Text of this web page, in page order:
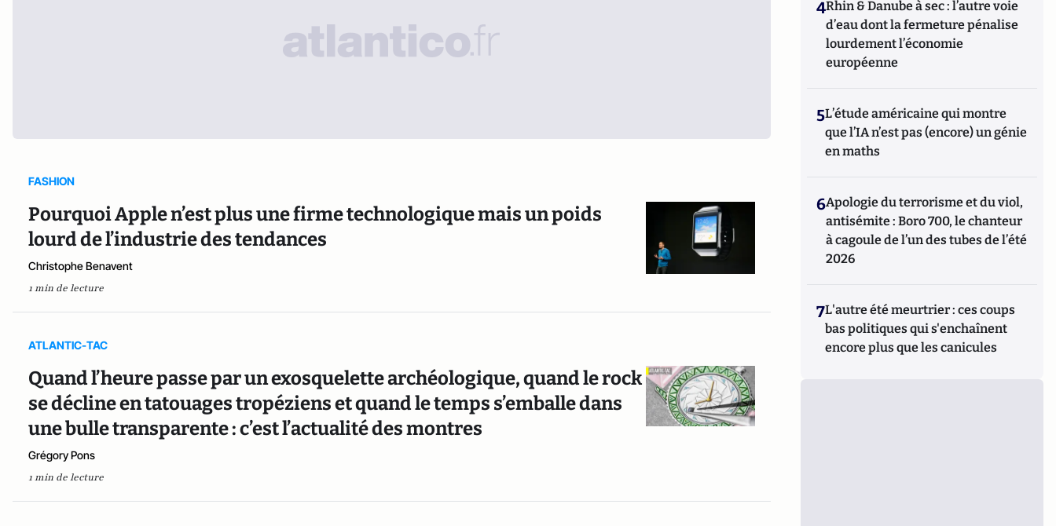
FASHION
Pourquoi Apple n’est plus une firme technologique mais un poids
lourd de l’industrie des tendances
Christophe Benavent
1 min de lecture
ATLANTIC-TAC
Quand l’heure passe par un exosquelette archéologique, quand le rock
se décline en tatouages tropéziens et quand le temps s’emballe dans
une bulle transparente : c’est l’actualité des montres
Grégory Pons
1 min de lecture
4Rhin & Danube à sec : l’autre voie
d’eau dont la fermeture pénalise
lourdement l’économie
européenne
5L’étude américaine qui montre
que l’IA n’est pas (encore) un génie
en maths
6Apologie du terrorisme et du viol,
antisémite : Boro 700, le chanteur
à cagoule de l’un des tubes de l’été
2026
7L'autre été meurtrier : ces coups
bas politiques qui s'enchaînent
encore plus que les canicules